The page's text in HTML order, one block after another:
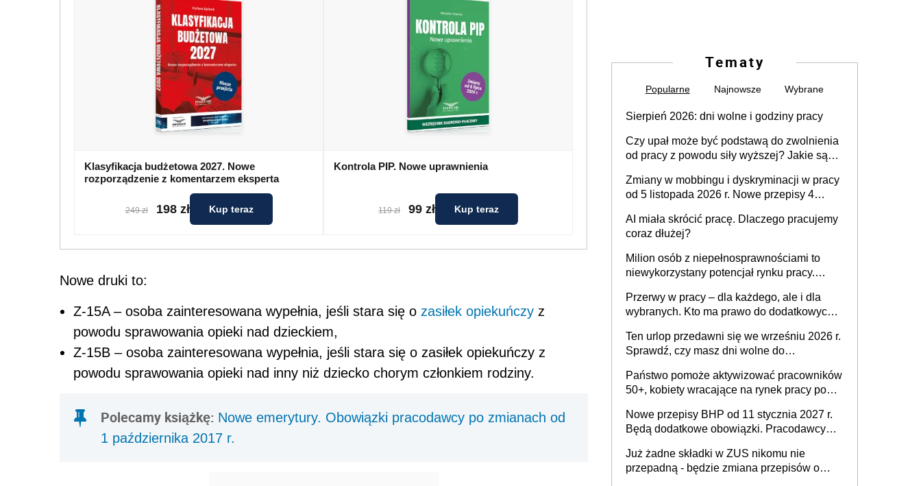
Klasyfikacja budżetowa 2027. Nowe
rozporządzenie z komentarzem eksperta
249 zł 198 zł Kup teraz
Kontrola PIP. Nowe uprawnienia
119 zł 99 zł Kup teraz
Nowe druki to:
Z-15A – osoba zainteresowana wypełnia, jeśli stara się o zasiłek opiekuńczy z
powodu sprawowania opieki nad dzieckiem,
Z-15B – osoba zainteresowana wypełnia, jeśli stara się o zasiłek opiekuńczy z
powodu sprawowania opieki nad inny niż dziecko chorym członkiem rodziny.
Polecamy książkę: Nowe emerytury. Obowiązki pracodawcy po zmianach od
1 października 2017 r.
Tematy
Popularne Najnowsze Wybrane
Sierpień 2026: dni wolne i godziny pracy
Czy upał może być podstawą do zwolnienia
od pracy z powodu siły wyższej? Jakie są
Zmiany w mobbingu i dyskryminacji w pracy
od 5 listopada 2026 r. Nowe przepisy 4
Ustaw
AI miała skrócić pracę. Dlaczego pracujemy
coraz dłużej?
Milion osób z niepełnosprawnościami to
niewykorzystany potencjał rynku pracy.
dofinansowań czy refundacji, ale bariery po
stronie systemu i świadomości
pracodawców [WYWIAD]
Przerwy w pracy – dla każdego, ale i dla
wybranych. Kto ma prawo do dodatkowych
Ten urlop przedawni się we wrześniu 2026 r.
Sprawdź, czy masz dni wolne do
Państwo pomoże aktywizować pracowników
50+, kobiety wracające na rynek pracy po
osoby neuroatypowe. Powstanie Fundusz
na rzecz Inkluzywności w Zatrudnianiu?
Nowe przepisy BHP od 11 stycznia 2027 r.
Będą dodatkowe obowiązki. Pracodawcy
Już żadne składki w ZUS nikomu nie
przepadną - będzie zmiana przepisów o